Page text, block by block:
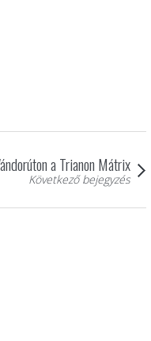
a Trianon Mátrix
Következő bejegyzés